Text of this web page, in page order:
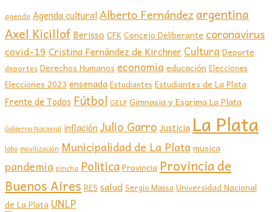
agenda Agenda culturalAlberto Fernández argentina
Axel Kicillof Berisso CFKConcejo Deliberante coronavirus
covid-19 Cristina Fernández de Kirchner Cultura Deporte
deportes Derechos Humanos economia educación Elecciones
Elecciones 2023 ensenada Estudiantes Estudiantes de La Plata
Frente de Todos Fútbol GELP Gimnasia y Esgrima La Plata
Gobierno Nacional inflación Julio Garro Justicia La Plata
lobo movilización Municipalidad de La Plata musica
pandemia pincha PoliticaProvincia Provincia de
Buenos Aires RES saludSergio MassaUniversidad Nacional
de La Plata UNLP